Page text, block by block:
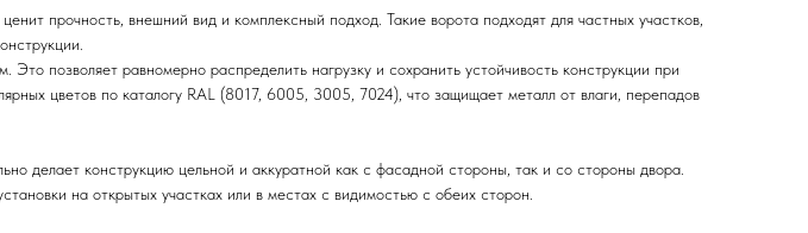
прочность, внешний вид и комплексный подход. Такие ворота подходят для частных участков,
позволяет равномерно распределить нагрузку и сохранить устойчивость конструкции при
цветов по каталогу RAL (8017, 6005, 3005, 7024), что защищает металл от влаги, перепадов
делает конструкцию цельной и аккуратной как с фасадной стороны, так и со стороны двора.
на открытых участках или в местах с видимостью с обеих сторон.